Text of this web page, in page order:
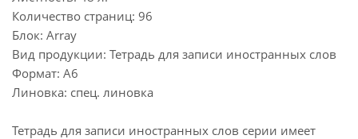
Количество страниц: 96
Блок: Array
Вид продукции: Тетрадь для записи иностранных слов
Формат: А6
Линовка: спец. линовка
Тетрадь для записи иностранных слов серии имеет